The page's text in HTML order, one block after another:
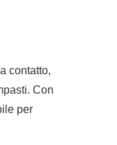
contatto,
Con
per